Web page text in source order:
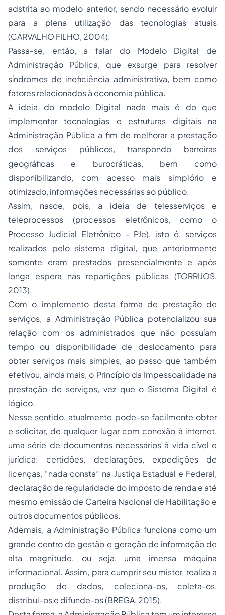
adstrita ao modelo anterior, sendo necessário evoluir
para a plena utilização das tecnologias atuais
(CARVALHO FILHO, 2004).
Passa-se, então, a falar do Modelo Digital de
Administração Pública, que exsurge para resolver
síndromes de ineficiência administrativa, bem como
fatores relacionados à economia pública.
A ideia do modelo Digital nada mais é do que
implementar tecnologias e estruturas digitais na
Administração Pública a fim de melhorar a prestação
dos serviços públicos, transpondo barreiras
geográficas e burocráticas, bem como
disponibilizando, com acesso mais simplório e
otimizado, informações necessárias ao público.
Assim, nasce, pois, a ideia de telesserviçose
teleprocessos (processos eletrônicos, como o
Processo Judicial Eletrônico – PJe), isto é, serviços
realizados pelo sistema digital, que anteriormente
somente eram prestados presencialmente e após
longa espera nas repartições públicas (TORRIJOS,
2013).
Com o implemento desta forma de prestação de
serviços, a Administração Pública potencializou sua
relação com os administrados que não possuíam
tempo ou disponibilidade de deslocamento para
obter serviços mais simples, ao passo que também
efetivou, ainda mais, o Princípio da Impessoalidade na
prestação de serviços, vez que o Sistema Digital é
lógico.
Nesse sentido, atualmente pode-se facilmente obter
e solicitar, de qualquer lugar com conexão à internet,
uma série de documentos necessários à vida cível e
jurídica: certidões, declarações, expedições de
licenças, “nada consta” na Justiça Estadual e Federal,
declaração de regularidade do imposto de renda e até
mesmo emissão de Carteira Nacional de Habilitação e
outros documentos públicos.
Ademais, a Administração Pública funciona como um
grande centro de gestão e geração de informação de
alta magnitude, ou seja, uma imensa máquina
informacional. Assim, para cumprir seu mister, realiza a
produção de dados, coleciona-os, coleta-os,
distribui-os e difunde-os (BREGA, 2015).